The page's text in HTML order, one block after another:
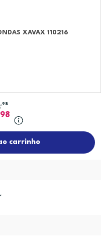
XAVAX 110216
,98
carrinho